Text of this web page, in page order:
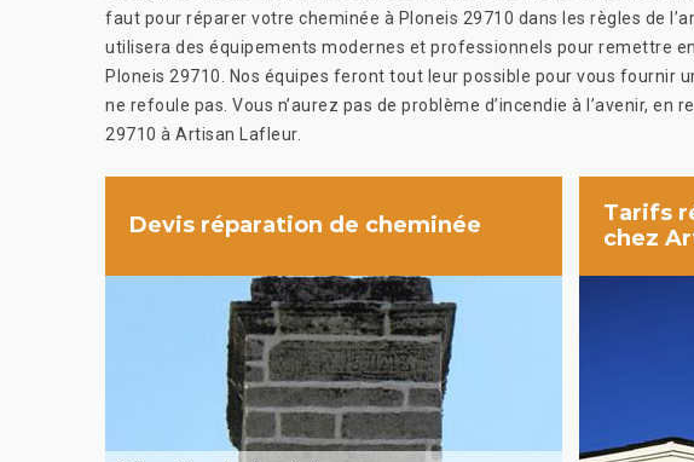
faut pour réparer votre cheminée à Ploneis 29710 dans les règles de
utilisera des équipements modernes et professionnels pour remettre
Ploneis 29710. Nos équipes feront tout leur possible pour vous fournir
ne refoule pas. Vous n’aurez pas de problème d’incendie à l’avenir,
29710 à Artisan Lafleur.
Devis réparation de cheminée
Tarifs
chez